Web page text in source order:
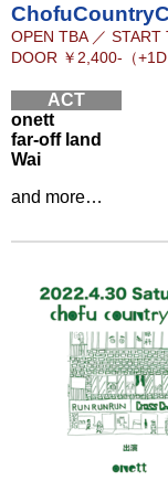
OPEN TBA／ START
DOOR ￥2,400-（+1D
ACT
onett
far-off land
Wai
and more…